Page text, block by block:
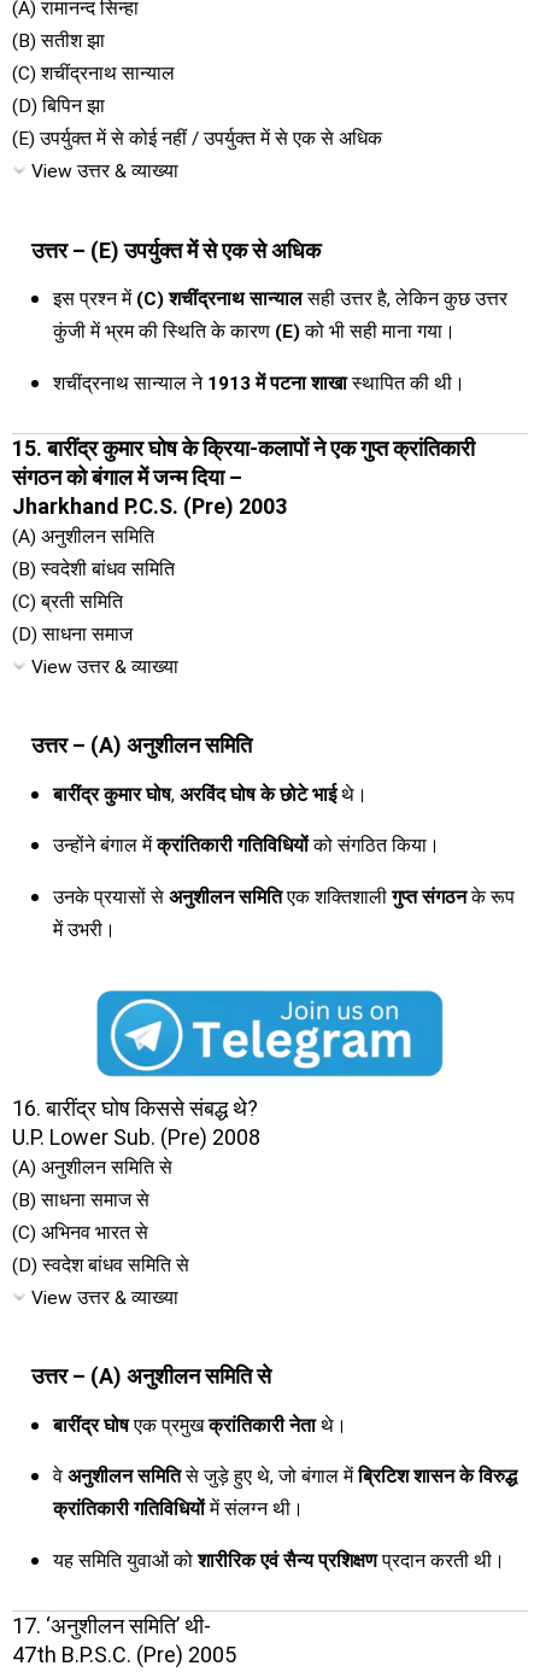
(A) रामानन्द सिन्हा
(B) सतीश झा
(C) शचींद्रनाथ सान्याल
(D) बिपिन झा
(E) उपर्युक्त में से कोई नहीं / उपर्युक्त में से एक से अधिक
View उत्तर & व्याख्या
उत्तर – (E) उपर्युक्त में से एक से अधिक
इस प्रश्न में (C) शचींद्रनाथ सान्यालसही उत्तर है, लेकिन कुछ उत्तर
कुंजी में भ्रम की स्थिति के कारण (E)को भी सही माना गया।
शचींद्रनाथ सान्याल ने 1913 में पटना शाखास्थापित की थी।
15. बारींद्र कुमार घोष के क्रिया-कलापों ने एक गुप्त क्रांतिकारी
संगठन को बंगाल में जन्म दिया –
Jharkhand P.C.S. (Pre) 2003
(A) अनुशीलन समिति
(B) स्वदेशी बांधव समिति
(C) ब्रती समिति
(D) साधना समाज
View उत्तर & व्याख्या
उत्तर – (A) अनुशीलन समिति
बारींद्र कुमार घोष, अरविंद घोष के छोटे भाईथे।
उन्होंने बंगाल मेंक्रांतिकारी गतिविधियोंको संगठित किया।
उनके प्रयासों से अनुशीलन समितिएक शक्तिशालीगुप्त संगठनके रूप
में उभरी।
16. बारींद्र घोष किससे संबद्ध थे?
U.P. Lower Sub. (Pre) 2008
(A) अनुशीलन समिति से
(B) साधना समाज से
(C) अभिनव भारत से
(D) स्वदेश बांधव समिति से
View उत्तर & व्याख्या
उत्तर – (A) अनुशीलन समिति से
बारींद्र घोषएक प्रमुखक्रांतिकारी नेताथे।
वे अनुशीलन समितिसे जुड़े हुए थे, जो बंगाल मेंब्रिटिश शासन के विरुद्ध
क्रांतिकारी गतिविधियोंमें संलग्न थी।
यह समिति युवाओं कोशारीरिक एवं सैन्य प्रशिक्षणप्रदान करती थी।
17. ‘अनुशीलन समिति’ थी-
47th B.P.S.C. (Pre) 2005